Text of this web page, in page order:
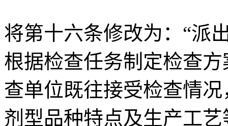
将第十六条修改为：“派
根据检查任务制定检查
查单位既往接受检查情
剂型品种特点及生产工